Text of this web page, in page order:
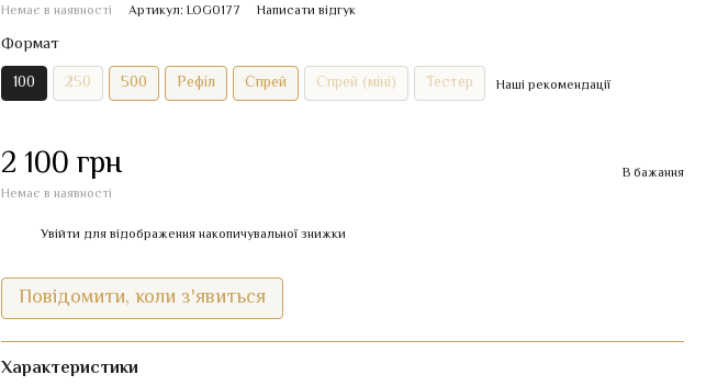
Немає в наявності Артикул: LOG0177 Написати відгук
Формат
100 250 500 Рефіл Спрей Спрей (міні) Тестер Наші рекомендації
2 100 грн
Немає в наявності
В бажання
Увійти для відображення накопичувальної знижки
Повідомити, коли з'явиться
Характеристики